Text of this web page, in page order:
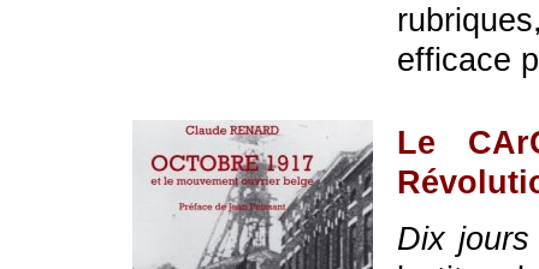
efficace
Le
Dix